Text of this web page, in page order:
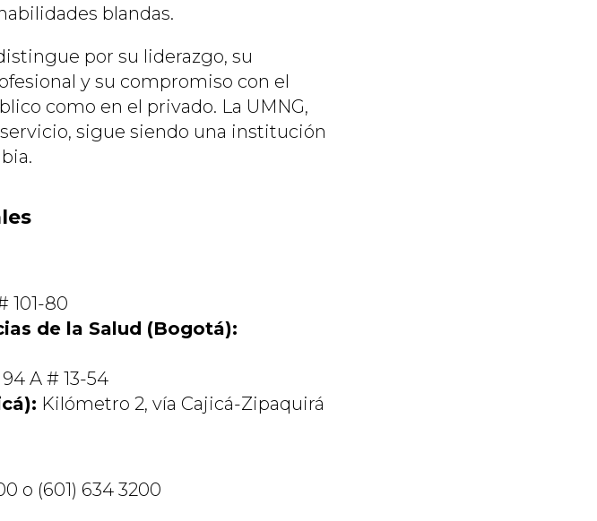
blandas.
por su liderazgo, su
y su compromiso con el
como en el privado. La UMNG,
sigue siendo una institución
101-80
de la Salud (Bogotá):
A # 13-54
Kilómetro 2, vía Cajicá-Zipaquirá
o (601) 634 3200